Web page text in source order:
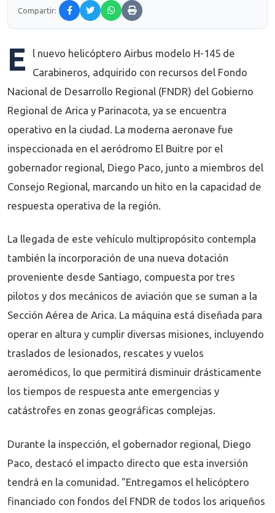
Compartir:
E
l nuevo helicóptero Airbus modelo H-145 de
Carabineros, adquirido con recursos del Fondo
Nacional de Desarrollo Regional (FNDR) del Gobierno
Regional de Arica y Parinacota, ya se encuentra
operativo en la ciudad. La moderna aeronave fue
inspeccionada en el aeródromo El Buitre por el
gobernador regional, Diego Paco, junto a miembros del
Consejo Regional, marcando un hito en la capacidad de
respuesta operativa de la región.
La llegada de este vehículo multipropósito contempla
también la incorporación de una nueva dotación
proveniente desde Santiago, compuesta por tres
pilotos y dos mecánicos de aviación que se suman a la
Sección Aérea de Arica. La máquina está diseñada para
operar en altura y cumplir diversas misiones, incluyendo
traslados de lesionados, rescates y vuelos
aeromédicos, lo que permitirá disminuir drásticamente
los tiempos de respuesta ante emergencias y
catástrofes en zonas geográficas complejas.
Durante la inspección, el gobernador regional, Diego
Paco, destacó el impacto directo que esta inversión
tendrá en la comunidad. "Entregamos el helicóptero
financiado con fondos del FNDR de todos los ariqueños